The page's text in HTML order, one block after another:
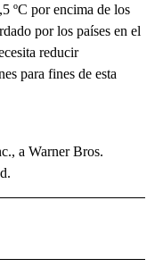
ºC por encima de los
por los países en el
reducir
para fines de esta
a Warner Bros.
NOTIFICATIONS ABOUT